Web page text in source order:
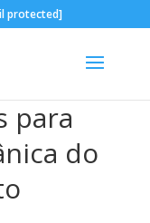
protected]
para
do